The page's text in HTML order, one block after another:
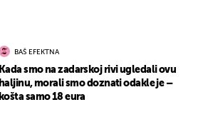
BAŠ EFEKTNA
Kada smo na zadarskoj rivi ugledali ovu
haljinu, morali smo doznati odakle je –
košta samo 18 eura